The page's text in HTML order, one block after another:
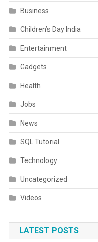
Business
Children’s Day India
Entertainment
Gadgets
Health
Jobs
News
SQL Tutorial
Technology
Uncategorized
Videos
LATEST POSTS